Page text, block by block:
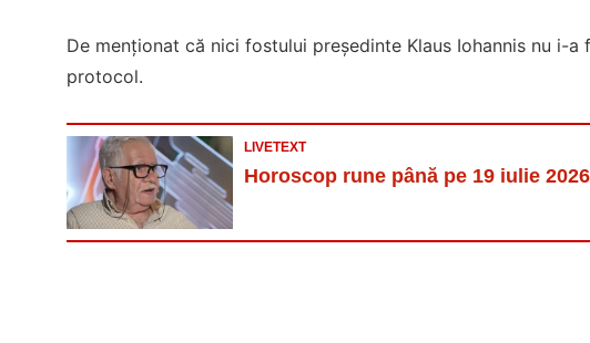
De menționat că nici fostului președinte Klaus Iohannis nu i-
protocol.
LIVETEXT
Horoscop rune până pe 19 iulie 2026